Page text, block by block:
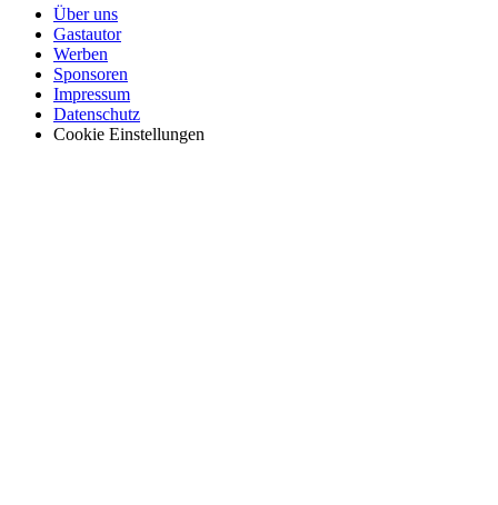
Über uns
Gastautor
Werben
Sponsoren
Impressum
Datenschutz
Cookie Einstellungen